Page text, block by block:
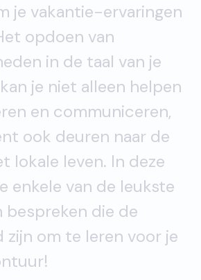
je vakantie-ervaringen
opdoen van
in de taal van je
je niet alleen helpen
en communiceren,
ook deuren naar de
lokale leven. In deze
enkele van de leukste
bespreken die de
zijn om te leren voor je